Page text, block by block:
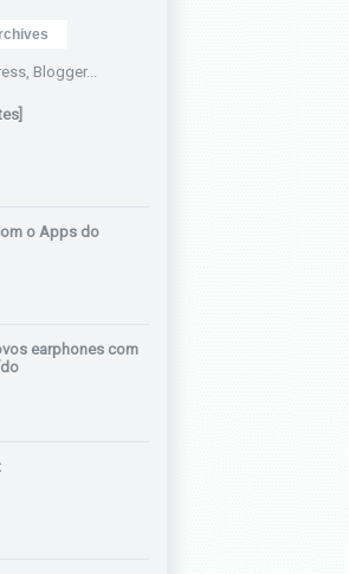
o Apps do
earphones com